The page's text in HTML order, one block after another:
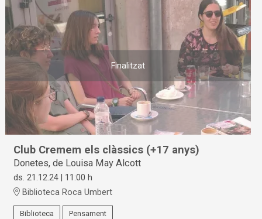
Finalitzat
Club Cremem els clàssics (+17 anys)
Donetes, de Louisa May Alcott
ds. 21.12.24 | 11:00 h
Biblioteca Roca Umbert
Biblioteca Pensament